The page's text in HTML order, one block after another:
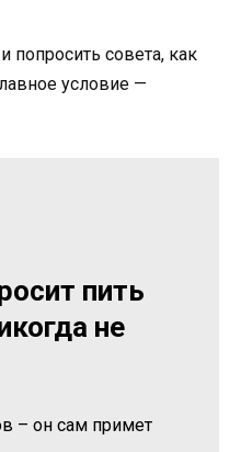
попросить совета, как
условие —
пить
не
– он сам примет